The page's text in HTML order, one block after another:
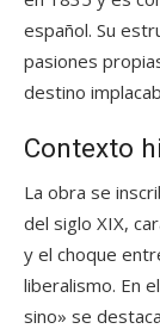
español. Su
pasiones
destino
Contexto
La obra se
del siglo XIX,
y el choque
liberalismo. En
sino» se